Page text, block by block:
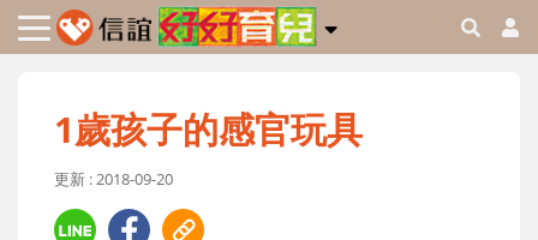
1歲孩子的感官玩具
更新 : 2018-09-20